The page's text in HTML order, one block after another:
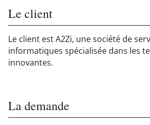
Le client
Le client est A2Zi, une société de
informatiques spécialisée dans les
innovantes.
La demande